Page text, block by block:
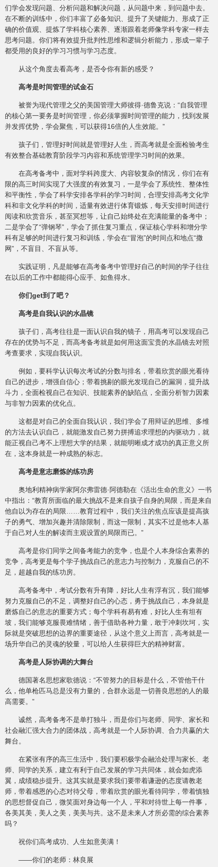
们学会发现问题、分析问题和解决问题，从问题中来，到问题中去。
在不断的训练中，你们丰富了必备知识、提升了关键能力、形成了正
确的价值观、提炼了学科核心素养、逐渐跟着老师像学科专家一样去
思考问题。你们将有效提升批判性思维和逻辑分析能力，形成一辈子
都受用的良好的学习习惯与学习态度。
从这个角度去看高考，是否令你有新的感受？
高考是时间管理的试金石
被誉为现代管理之父的美国管理大师彼得·德鲁克说：“自我管理
的核心第一要务是时间管理，你必须掌握时间管理的能力，找到发展
并发挥优势，学会聚焦，可以获得16倍的人生效能。”
孩子们，管理好时间就是管理好人生，而高考就是全面检验考生
有效整合基础教育阶段学习内容和系统管理学习时间的效果。
在高考备考中，面对学科跨度大、内容较复杂的情况，你们在有
限的高三时间实现了大强度的有效复习，一是学会了系统性、整体性
和平衡性，学会了科学安排各学科的学习时间，合理安排高考文化学
科和非文化学科的时间，适量有效进行体育锻炼，每天安排时间进行
阅读和欣赏音乐，甚至冥想等，让自己始终处在充满能量的备考中；
二是学会了“弹钢琴”，学会了抓住复习重点，保证核心学科和增分学
科有足够的时间进行复习和训练，学会在“冒泡”的时间点和地点“撒
网”，不盲目、不盲从等。
实践证明，凡是能够在高考备考中管理好自己的时间的学子往往
在以后的工作中都能得心应手、如鱼得水。
你们get到了吧？
高考是自我认识的水晶镜
孩子们，高考往往是一面认识自我的镜子，用高考可以发现自己
存在的优势与不足，而高考备考就是如何用这面宝贵的水晶镜去对照
考查要求，实现自我认识。
例如，要科学认识每次考试的分数与排名，带着欣赏的眼光看待
自己的进步，增强自信心；带着挑剔的眼光发现自己的漏洞，提升战
斗力，全面检视自己在知识、技能素养的缺陷点，全面分析智力因素
与非智力因素的优化点。
这都是对自己的全面自我认识，我们学会了用辩证的思维、多维
的方法去认识自己，就能激发自己努力拼搏追求理想的内驱动力，就
能正视自己考不上理想大学的结果，就能明晰成才成功的真正意义所
在，这本身就是一种成熟的标志。
高考是意志磨炼的练功房
奥地利精神病学家阿尔弗雷德·阿德勒在《活出生命的意义》一书
中指出：“教育所面临的最大挑战不是来自孩子自身的局限，而是来自
他自以为存在的局限……教育过程中，我们关注的焦点应该是提高孩
子的勇气、增加兴趣并清除限制，而这一限制，其实不过是他本人基
于自己对人生的解读而主观设置的局限而已。”
高考是你们同学之间备考能力的竞争，也是个人本身综合素养的
竞争，高考更是每个学子挑战自己的意志力与控制力，克服自己的不
足，超越自我的练功房。
高考备考中，考试分数有升有降，好比人生有浮有沉，我们能够
努力克服自己的不足，调整好自己的心态，勇于挑战自己，本身就是
磨炼自己的意志的重要方式；每个学科有易有难，好比人生有坦有
坡，我们能够克服畏难情绪，善于借助各种力量，敢于冲刺坎坷，实
际就是突破思想的边界的重要途径，从这个意义上而言，高考就是一
场升华自己的灵魂的较量，可以给人生获得巨大的精神财富。
高考是人际协调的大舞台
德国著名思想家歌德说：“不管努力的目标是什么，不管他干什
么，他单枪匹马总是没有力量的，合群永远是一切善良思想的人的最
高需要。”
诚然，高考备考不是单打独斗，而是你们与老师、同学、家长和
社会融汇强大合力的团体战，高考就是一个人际协调、合力共赢的大
舞台。
在紧张有序的高三生活中，我们要积极学会融洽处理与家长、老
师、同学的关系，建立有利于自己发展的学习共同体，就会如虎添
翼，成绩稳步提升。这其实就是要求我们要带着谦逊的态度请教老
师，带着感恩的心态对待父母，带着欣赏的眼光看待同学，带着慎独
的思想督促自己，微笑面对身边每一个人，平和对待世上每一件事，
各美其美，美人之美，美美与共。这不是未来人才所必需的综合素养
吗？
祝你们高考成功、人生如意美满！
——你们的老师：林良展